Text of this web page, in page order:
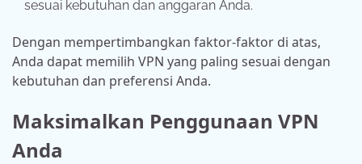
sesuai kebutuhan dan anggaran Anda.
Dengan mempertimbangkan faktor-faktor di atas,
Anda dapat memilih VPN yang paling sesuai dengan
kebutuhan dan preferensi Anda.
Maksimalkan Penggunaan VPN
Anda